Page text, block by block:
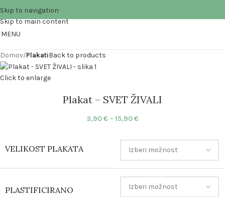
Skip to navigation
Skip to main content
MENU
Domov PlakatiBack to products
Click to enlarge
Plakat – SVET ŽIVALI
3,90€ – 15,90€
VELIKOST PLAKATA
PLASTIFICIRANO